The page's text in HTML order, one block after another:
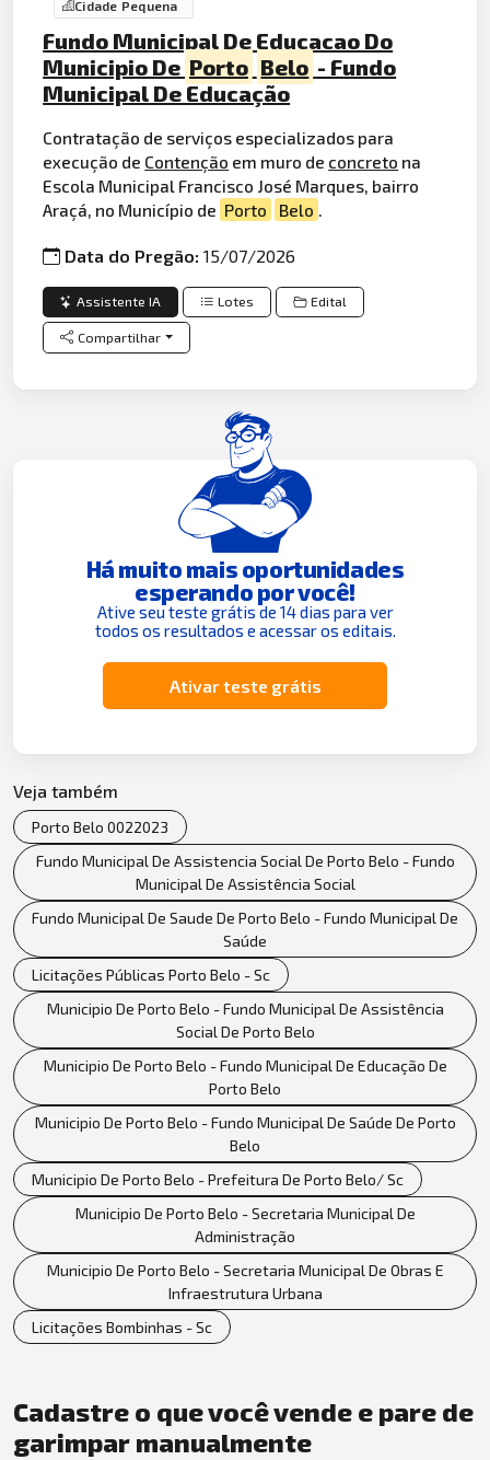
Cidade Pequena
Fundo Municipal De Educacao Do
Municipio De Porto Belo - Fundo
Municipal De Educação
Contratação de serviços especializados para
execução de Contenção em muro de concreto na
Escola Municipal Francisco José Marques, bairro
Araçá, no Município de Porto Belo .
Data do Pregão:15/07/2026
Assistente IA Lotes Edital
Compartilhar
Há muito mais oportunidades
esperando por você!
Ative seu teste grátis de 14 dias para ver
todos os resultados e acessar os editais.
Ativar teste grátis
Veja também
Porto Belo 0022023
Fundo Municipal De Assistencia Social De Porto Belo - Fundo
Municipal De Assistência Social
Fundo Municipal De Saude De Porto Belo - Fundo Municipal De
Saúde
Licitações Públicas Porto Belo - Sc
Municipio De Porto Belo - Fundo Municipal De Assistência
Social De Porto Belo
Municipio De Porto Belo - Fundo Municipal De Educação De
Porto Belo
Municipio De Porto Belo - Fundo Municipal De Saúde De Porto
Belo
Municipio De Porto Belo - Prefeitura De Porto Belo/ Sc
Municipio De Porto Belo - Secretaria Municipal De
Administração
Municipio De Porto Belo - Secretaria Municipal De Obras E
Infraestrutura Urbana
Licitações Bombinhas - Sc
Cadastre o que você vende e pare de
garimpar manualmente